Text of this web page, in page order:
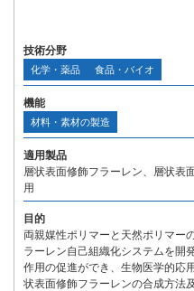
技術分野
化学・薬品 食品・バイオ
機能
材料・素材の製造
適用製品
層状表面修飾フラーレン、層状表
用
目的
両親媒性ポリマーと天然ポリマー
ラーレン自己組織化システムを開
作用の促進ができ、生物医学的応
状表面修飾フラーレンの合成方法